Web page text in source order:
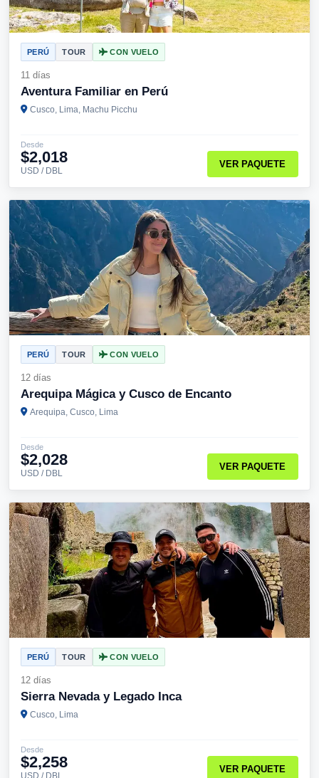
PERÚ TOUR CON VUELO
11 días
Aventura Familiar en Perú
Cusco, Lima, Machu Picchu
Desde
$2,018
USD / DBL
VER PAQUETE
PERÚ TOUR CON VUELO
12 días
Arequipa Mágica y Cusco de Encanto
Arequipa, Cusco, Lima
Desde
$2,028
USD / DBL
VER PAQUETE
PERÚ TOUR CON VUELO
12 días
Sierra Nevada y Legado Inca
Cusco, Lima
Desde
$2,258
USD / DBL
VER PAQUETE